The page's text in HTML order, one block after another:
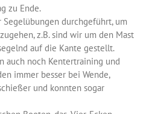
zu Ende.
durchgeführt, um
z.B. sind wir um den Mast
auf die Kante gestellt.
auch noch Kentertraining und
immer besser bei Wende,
und konnten sogar